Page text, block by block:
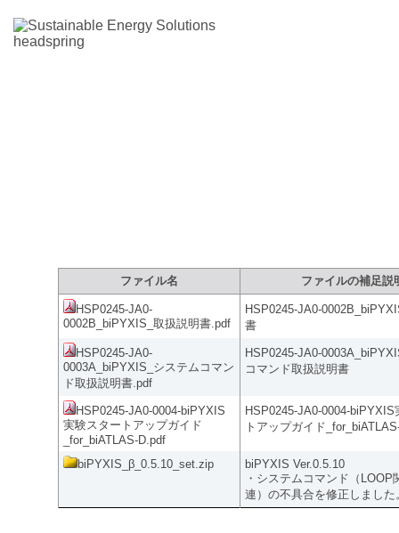
ファイル名 ファイルの補足説
HSP0245-JA0-
0002B_biPYXIS_取扱説明書.pdf
HSP0245-JA0-
書
HSP0245-JA0-
0003A_biPYXIS_システムコマン
ド取扱説明書.pdf
HSP0245-JA0-
コマンド取扱説明書
HSP0245-JA0-0004-biPYXIS
実験スタートアップガイド
_for_biATLAS-D.pdf
HSP0245-JA0-0004-biPYXIS
トアップガイド
biPYXIS_β_0.5.10_set.zip
biPYXIS Ver.0.5.10
・システムコマンド（LOOP
連）の不具合を修正しました